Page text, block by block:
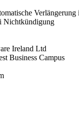
Verlängerung
Nichtkündigung
Ireland Ltd
Business Campus